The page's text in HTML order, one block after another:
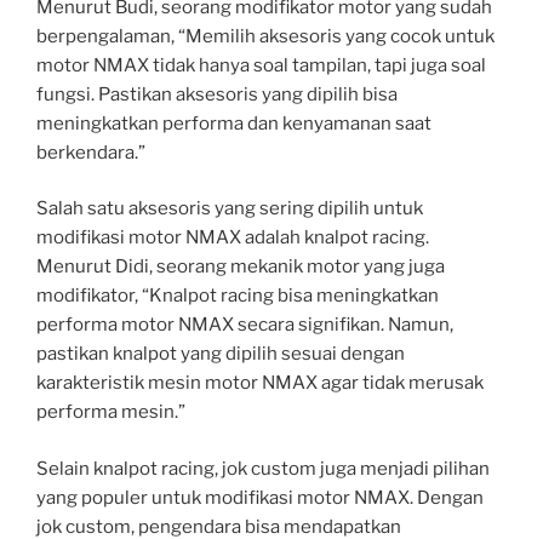
Menurut Budi, seorang modifikator motor yang sudah
berpengalaman, “Memilih aksesoris yang cocok untuk
motor NMAX tidak hanya soal tampilan, tapi juga soal
fungsi. Pastikan aksesoris yang dipilih bisa
meningkatkan performa dan kenyamanan saat
berkendara.”
Salah satu aksesoris yang sering dipilih untuk
modifikasi motor NMAX adalah knalpot racing.
Menurut Didi, seorang mekanik motor yang juga
modifikator, “Knalpot racing bisa meningkatkan
performa motor NMAX secara signifikan. Namun,
pastikan knalpot yang dipilih sesuai dengan
karakteristik mesin motor NMAX agar tidak merusak
performa mesin.”
Selain knalpot racing, jok custom juga menjadi pilihan
yang populer untuk modifikasi motor NMAX. Dengan
jok custom, pengendara bisa mendapatkan